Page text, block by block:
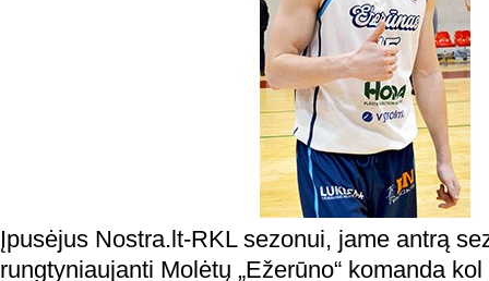
Įpusėjus Nostra.lt-RKL sezonui, jame antrą
rungtyniaujanti Molėtų „Ežerūno“ komanda